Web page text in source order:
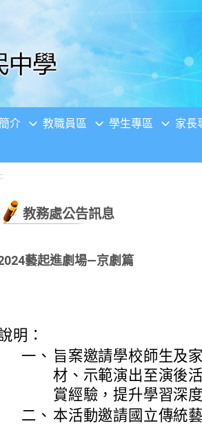
介 教職員區 學生專區 家長
教務處公告訊息
藝起進劇場—京劇篇
明：
一、 旨案邀請學校師生及
材、示範演出至演後
賞經驗，提升學習深
二、 本活動邀請國立傳統